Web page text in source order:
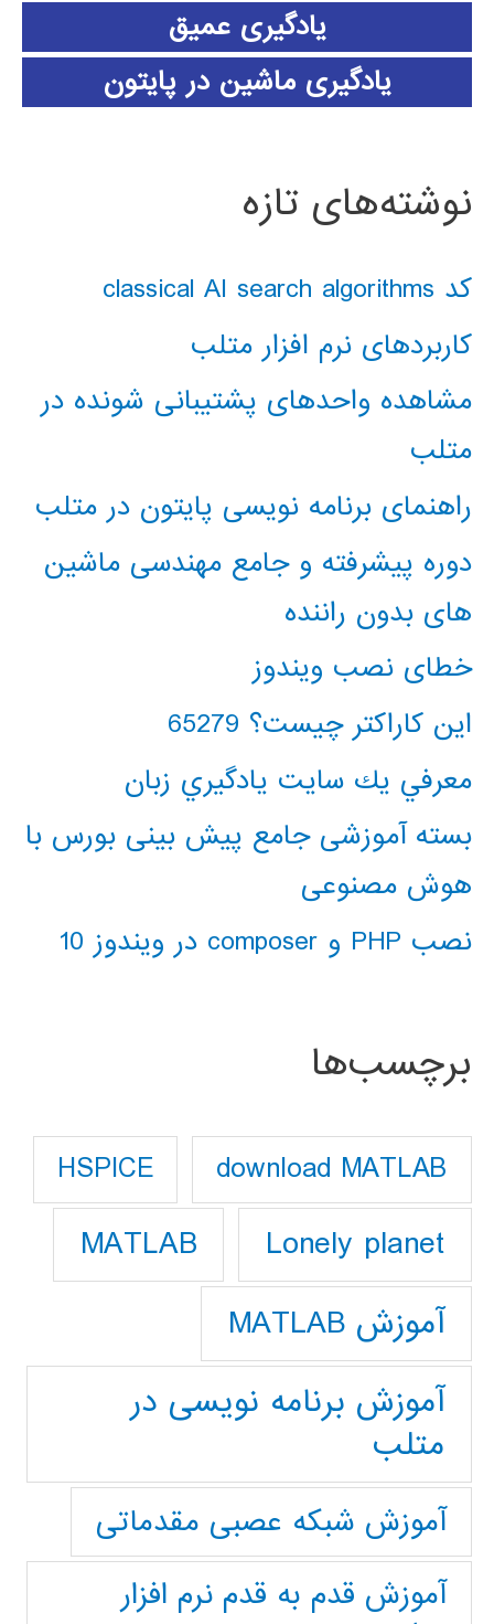
یادگیری عمیق
یادگیری ماشین در پایتون
نوشته‌های تازه
کد classical AI search algorithms
کاربردهای نرم افزار متلب
مشاهده واحدهای پشتیبانی شونده در
متلب
راهنمای برنامه نویسی پایتون در متلب
دوره پیشرفته و جامع مهندسی ماشین
های بدون راننده
خطای نصب ویندوز
این کاراکتر چیست؟ 65279
معرفي يك سايت يادگيري زبان
بسته آموزشی جامع پیش بینی بورس با
هوش مصنوعی
نصب PHP و composer در ویندوز 10
برچسب‌ها
download MATLAB
HSPICE
Lonely planet
MATLAB
آموزش MATLAB
آموزش برنامه نویسی در
متلب
آموزش شبکه عصبی مقدماتی
آموزش قدم به قدم نرم افزار